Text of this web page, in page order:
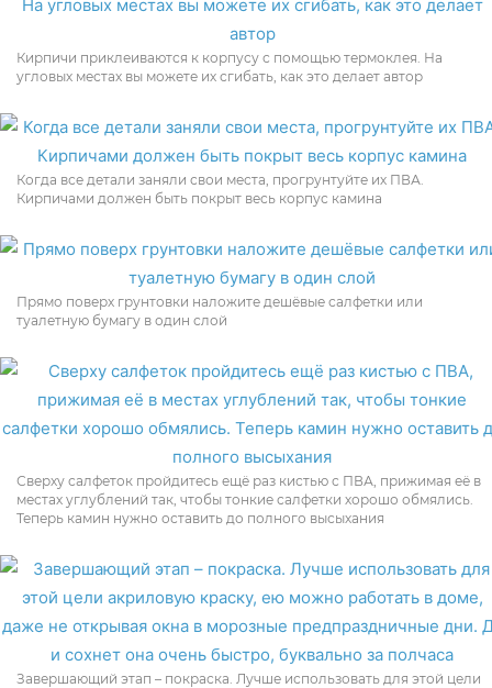
Кирпичи приклеиваются к корпусу с помощью термоклея. На
угловых местах вы можете их сгибать, как это делает автор
Когда все детали заняли свои места, прогрунтуйте их ПВА.
Кирпичами должен быть покрыт весь корпус камина
Прямо поверх грунтовки наложите дешёвые салфетки или
туалетную бумагу в один слой
Сверху салфеток пройдитесь ещё раз кистью с ПВА, прижимая её в
местах углублений так, чтобы тонкие салфетки хорошо обмялись.
Теперь камин нужно оставить до полного высыхания
Завершающий этап – покраска. Лучше использовать для этой цели